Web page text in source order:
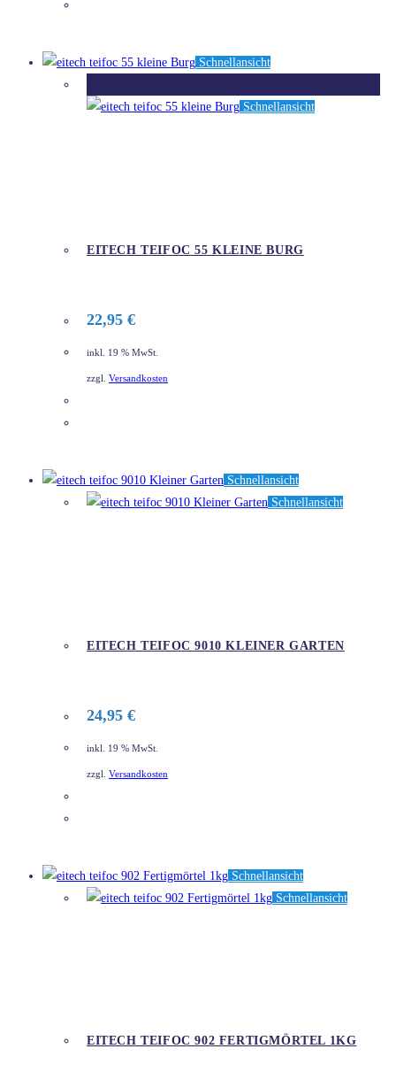
Schnellansicht
Schnellansicht
EITECH TEIFOC 55 KLEINE BURG
22,95 €
inkl. 19 % MwSt.
zzgl. Versandkosten
Schnellansicht
Schnellansicht
EITECH TEIFOC 9010 KLEINER GARTEN
24,95 €
inkl. 19 % MwSt.
zzgl. Versandkosten
Schnellansicht
Schnellansicht
EITECH TEIFOC 902 FERTIGMÖRTEL 1KG